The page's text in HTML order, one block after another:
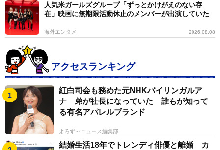
人気米ガールズグループ「ずっとかけがえのない存
在」映画に無期限活動休止のメンバーが出演していた
海外エンタメ 2026.08.08
アクセスランキング
紅白司会も務めた元NHKバイリンガルア
ナ 弟が社長になっていた 誰もが知って
る有名アパレルブランド
よろず～ニュース編集部
結婚生活18年でトレンディ俳優と離婚 カ